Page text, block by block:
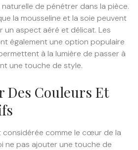
de pénétrer dans la pièce.
la mousseline et la soie peuvent
un aspect aéré et délicat. Les
également une option populaire
à la lumière de passer à
une touche de style.
Des Couleurs Et
considérée comme le cœur de la
ne pas ajouter une touche de